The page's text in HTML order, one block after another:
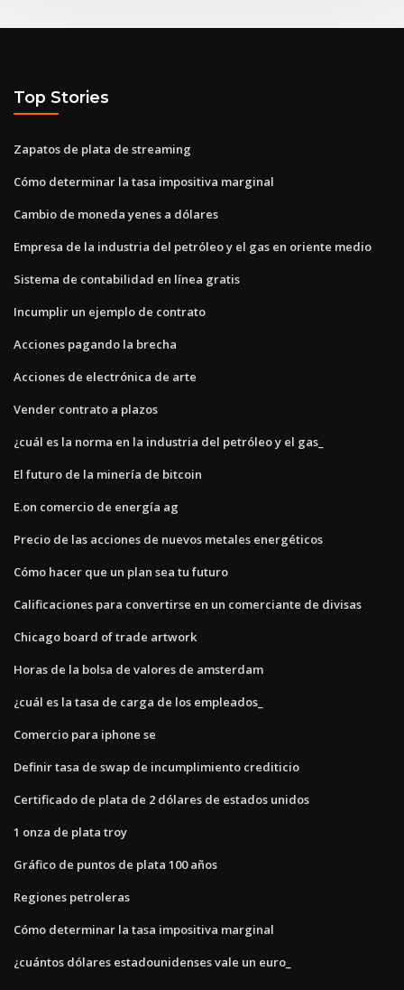
Top Stories
Zapatos de plata de streaming
Cómo determinar la tasa impositiva marginal
Cambio de moneda yenes a dólares
Empresa de la industria del petróleo y el gas en oriente medio
Sistema de contabilidad en línea gratis
Incumplir un ejemplo de contrato
Acciones pagando la brecha
Acciones de electrónica de arte
Vender contrato a plazos
¿cuál es la norma en la industria del petróleo y el gas_
El futuro de la minería de bitcoin
E.on comercio de energía ag
Precio de las acciones de nuevos metales energéticos
Cómo hacer que un plan sea tu futuro
Calificaciones para convertirse en un comerciante de divisas
Chicago board of trade artwork
Horas de la bolsa de valores de amsterdam
¿cuál es la tasa de carga de los empleados_
Comercio para iphone se
Definir tasa de swap de incumplimiento crediticio
Certificado de plata de 2 dólares de estados unidos
1 onza de plata troy
Gráfico de puntos de plata 100 años
Regiones petroleras
Cómo determinar la tasa impositiva marginal
¿cuántos dólares estadounidenses vale un euro_